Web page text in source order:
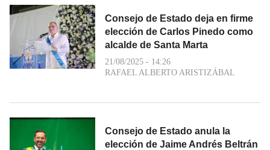
Consejo de Estado deja en firme
elección de Carlos Pinedo como
alcalde de Santa Marta
21/08/2025 - 14:26
RAFAEL ALBERTO ARISTIZÁBAL
Consejo de Estado anula la
elección de Jaime Andrés Beltrán